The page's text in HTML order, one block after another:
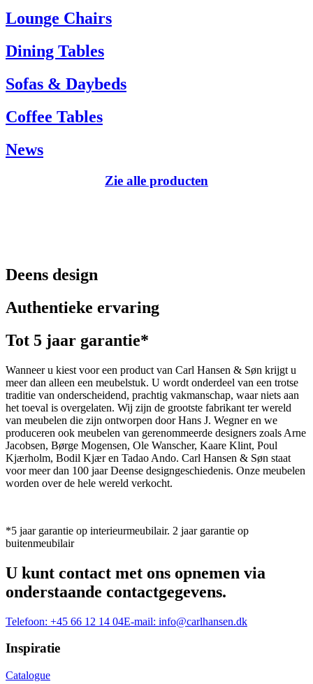
Tel.: +45 66 12 14 04
info@carlhansen.dk
Lounge Chairs
Dining Tables
Sofas & Daybeds
Coffee Tables
News
Zie alle producten
Deens design
Authentieke ervaring
Tot 5 jaar garantie*
Wanneer u kiest voor een product van Carl Hansen & Søn krijgt u
meer dan alleen een meubelstuk. U wordt onderdeel van een trotse
traditie van onderscheidend, prachtig vakmanschap, waar niets aan
het toeval is overgelaten. Wij zijn de grootste fabrikant ter wereld
van meubelen die zijn ontworpen door Hans J. Wegner en we
produceren ook meubelen van gerenommeerde designers zoals Arne
Jacobsen, Børge Mogensen, Ole Wanscher, Kaare Klint, Poul
Kjærholm, Bodil Kjær en Tadao Ando. Carl Hansen & Søn staat
voor meer dan 100 jaar Deense designgeschiedenis. Onze meubelen
worden over de hele wereld verkocht.
*5 jaar garantie op interieurmeubilair. 2 jaar garantie op
buitenmeubilair
U kunt contact met ons opnemen via
onderstaande contactgegevens.
Telefoon: +45 66 12 14 04E-mail: info@carlhansen.dk
Inspiratie
Catalogue